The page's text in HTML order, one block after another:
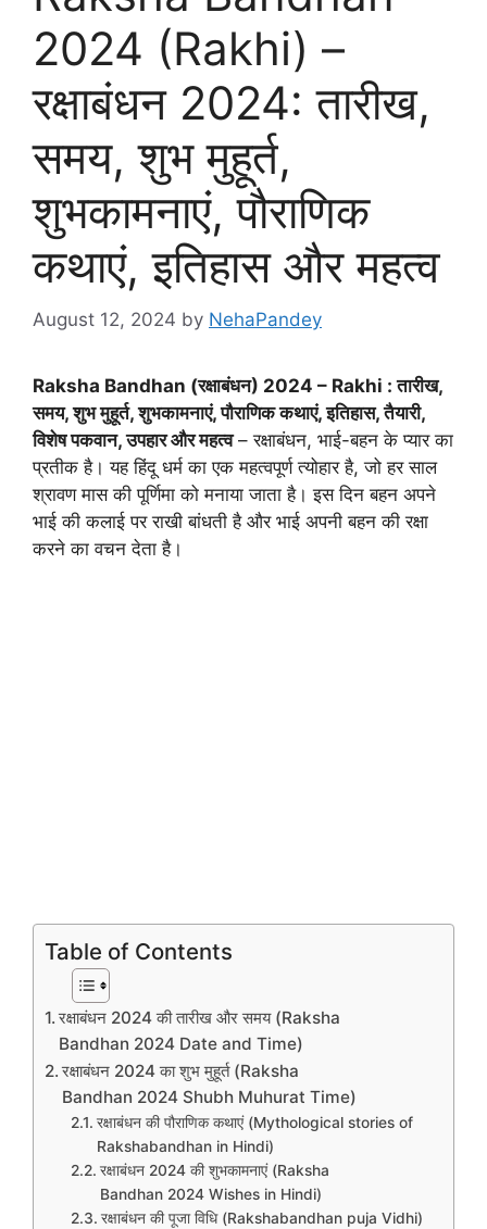
2024 (Rakhi) –
रक्षाबंधन 2024: तारीख,
समय, शुभ मुहूर्त,
शुभकामनाएं, पौराणिक
कथाएं, इतिहास और महत्व
August 12, 2024 by NehaPandey
Raksha Bandhan (रक्षाबंधन) 2024 – Rakhi : तारीख,
समय, शुभ मुहूर्त, शुभकामनाएं, पौराणिक कथाएं, इतिहास, तैयारी,
विशेष पकवान, उपहार और महत्व– रक्षाबंधन, भाई-बहन के प्यार का
प्रतीक है। यह हिंदू धर्म का एक महत्वपूर्ण त्योहार है, जो हर साल
श्रावण मास की पूर्णिमा को मनाया जाता है। इस दिन बहन अपने
भाई की कलाई पर राखी बांधती है और भाई अपनी बहन की रक्षा
करने का वचन देता है।
Table of Contents
रक्षाबंधन 2024 की तारीख और समय (Raksha
Bandhan 2024 Date and Time)
रक्षाबंधन 2024 का शुभ मुहूर्त (Raksha
Bandhan 2024 Shubh Muhurat Time)
रक्षाबंधन की पौराणिक कथाएं (Mythological stories of
Rakshabandhan in Hindi)
रक्षाबंधन 2024 की शुभकामनाएं (Raksha
Bandhan 2024 Wishes in Hindi)
रक्षाबंधन की पूजा विधि (Rakshabandhan puja Vidhi)